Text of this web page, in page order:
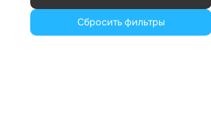
Сбросить фильтры